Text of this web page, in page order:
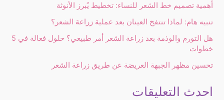
أهمية تصميم خط الشعر للنساء: تخطيط يُبرز الأنوثة
تنبيه هام: لماذا تنتفخ العينان بعد عملية زراعة الشعر؟
هل التورم والوذمة بعد زراعة الشعر أمر طبيعي؟ حلول فعالة في 5
خطوات
تحسين مظهر الجبهة العريضة عن طريق زراعة الشعر
احدث التعليقات